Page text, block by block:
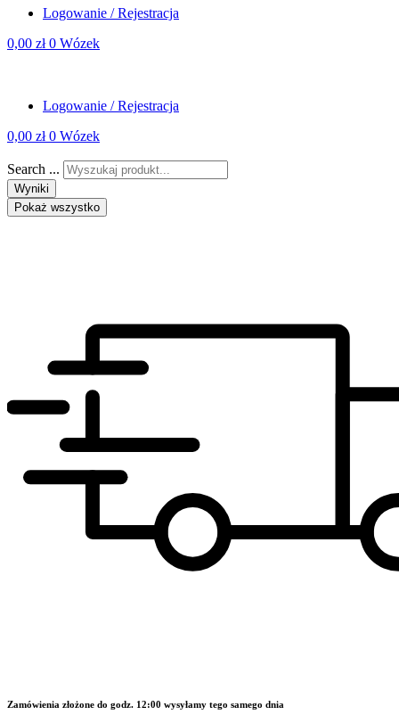
Logowanie / Rejestracja
0,00 zł 0 Wózek
Logowanie / Rejestracja
0,00 zł 0 Wózek
Search ...
Wyniki
Pokaż wszystko
Zamówienia złożone do godz. 12:00 wysyłamy tego samego dnia